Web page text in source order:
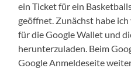
ein Ticket für ein
geöffnet. Zunächst habe
für die Google Wallet und
herunterzuladen. Beim
Google Anmeldeseite